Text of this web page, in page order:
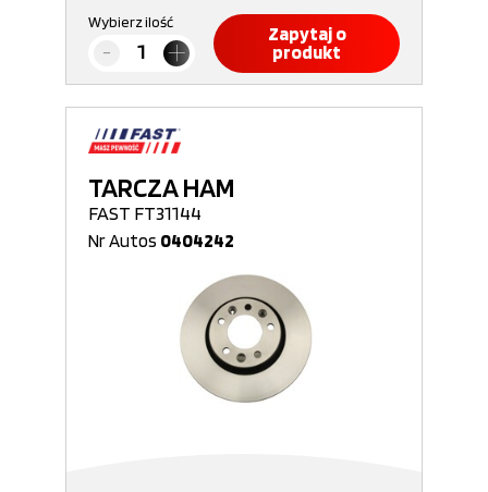
Wybierz ilość
Zapytaj o
produkt
TARCZA HAM
FAST FT31144
Nr Autos 0404242